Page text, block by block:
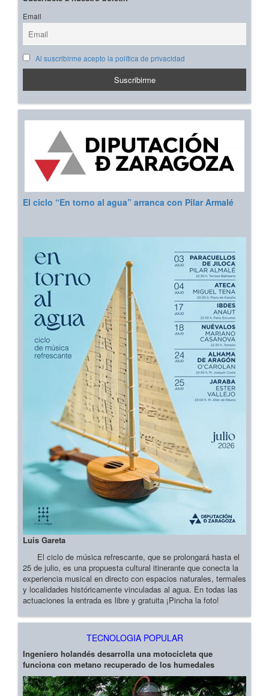
Email
Al suscribirme acepto la política de privacidad
El ciclo “En torno al agua” arranca con Pilar Armalé
Luis Gareta
El ciclo de música refrescante, que se prolongará hasta el
25 de julio, es una propuesta cultural itinerante que conecta la
experiencia musical en directo con espacios naturales, termales
y localidades históricamente vinculadas al agua. En todas las
actuaciones la entrada es libre y gratuita ¡Pincha la foto!
TECNOLOGIA POPULAR
Ingeniero holandés desarrolla una motocicleta que
funciona con metano recuperado de los humedales